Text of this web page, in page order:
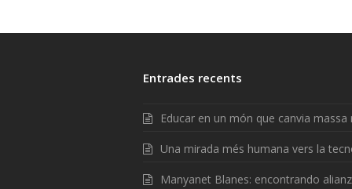
Entrades recents
Educar en un món que canvia massa
Una mirada més humana vers la
Manyanet Blanes: encontrando